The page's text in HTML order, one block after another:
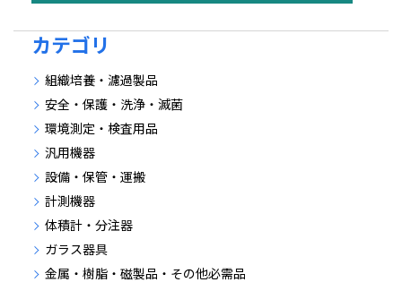
カテゴリ
組織培養・濾過製品
安全・保護・洗浄・滅菌
環境測定・検査用品
汎用機器
設備・保管・運搬
計測機器
体積計・分注器
ガラス器具
金属・樹脂・磁製品・その他必需品